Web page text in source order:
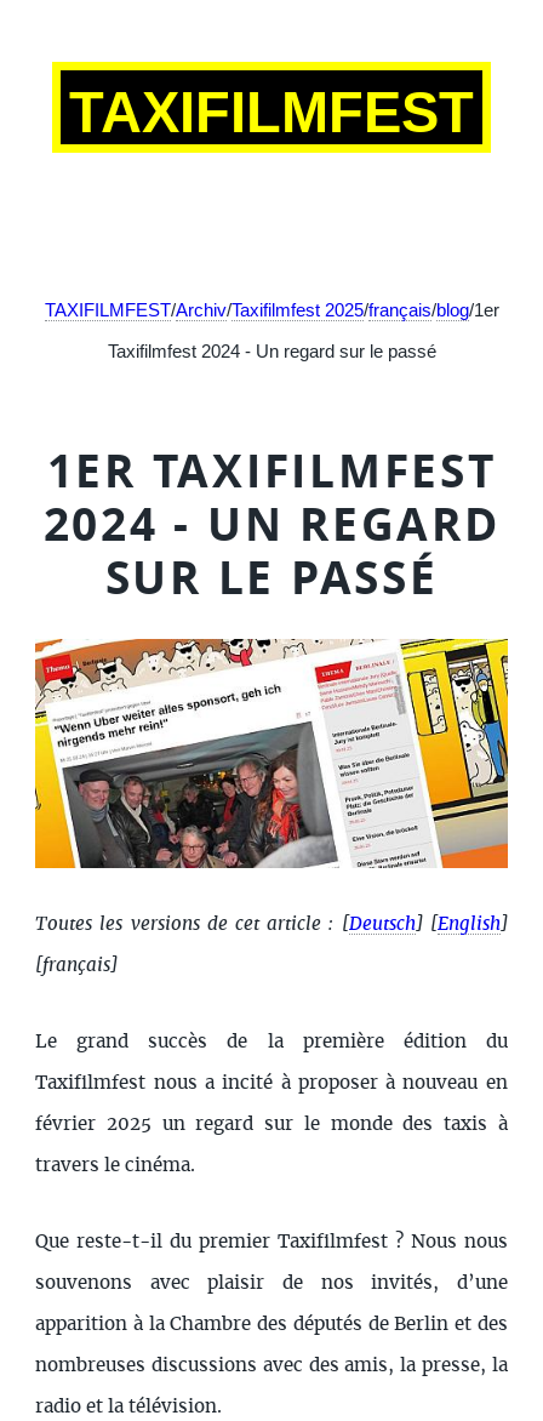
TAXIFILMFEST
TAXIFILMFEST/Archiv/Taxifilmfest 2025/français/blog/1er
Taxifilmfest 2024 - Un regard sur le passé
1ER TAXIFILMFEST
2024 - UN REGARD
SUR LE PASSÉ
Toutes les versions de cet article : [ Deutsch] [ English]
[français]
Le grand succès de la première édition du
Taxifilmfest nous a incité à proposer à nouveau en
février 2025 un regard sur le monde des taxis à
travers le cinéma.
Que reste-t-il du premier Taxifilmfest ? Nous nous
souvenons avec plaisir de nos invités, d’une
apparition à la Chambre des députés de Berlin et des
nombreuses discussions avec des amis, la presse, la
radio et la télévision.